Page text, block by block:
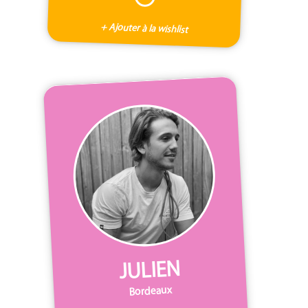
+ Ajouter à la wishlist
JULIEN
Bordeaux